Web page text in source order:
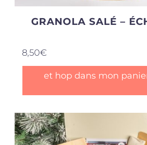
GRANOLA SALÉ –
8,50€
et hop dans mon